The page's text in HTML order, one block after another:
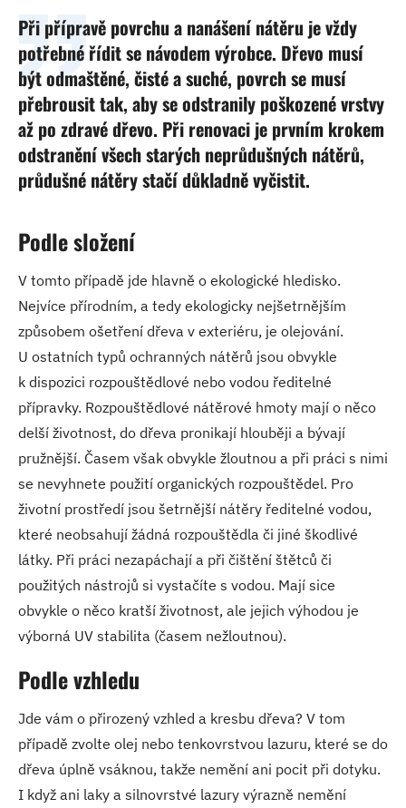
Při přípravě povrchu a nanášení nátěru je vždy
potřebné řídit se návodem výrobce. Dřevo musí
být odmaštěné, čisté a suché, povrch se musí
přebrousit tak, aby se odstranily poškozené vrstvy
až po zdravé dřevo. Při renovaci je prvním krokem
odstranění všech starých neprůdušných nátěrů,
průdušné nátěry stačí důkladně vyčistit.
Podle složení
V tomto případě jde hlavně o ekologické hledisko.
Nejvíce přírodním, a tedy ekologicky nejšetrnějším
způsobem ošetření dřeva v exteriéru, je olejování.
U ostatních typů ochranných nátěrů jsou obvykle
k dispozici rozpouštědlové nebo vodou ředitelné
přípravky. Rozpouštědlové nátěrové hmoty mají o něco
delší životnost, do dřeva pronikají hlouběji a bývají
pružnější. Časem však obvykle žloutnou a při práci s nimi
se nevyhnete použití organických rozpouštědel. Pro
životní prostředí jsou šetrnější nátěry ředitelné vodou,
které neobsahují žádná rozpouštědla či jiné škodlivé
látky. Při práci nezapáchají a při čištění štětců či
použitých nástrojů si vystačíte s vodou. Mají sice
obvykle o něco kratší životnost, ale jejich výhodou je
výborná UV stabilita (časem nežloutnou).
Podle vzhledu
Jde vám o přirozený vzhled a kresbu dřeva? V tom
případě zvolte olej nebo tenkovrstvou lazuru, které se do
dřeva úplně vsáknou, takže nemění ani pocit při dotyku.
I když ani laky a silnovrstvé lazury výrazně nemění